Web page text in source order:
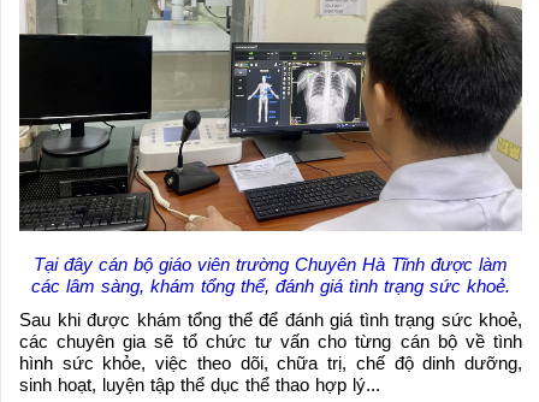
Tại đây cán bộ giáo viên trường Chuyên Hà Tĩnh được làm
các lâm sàng, khám tổng thể, đánh giá tình trạng sức khoẻ.
Sau khi được khám tổng thể để đánh giá tình trạng sức khoẻ,
các chuyên gia sẽ tổ chức tư vấn cho từng cán bộ về tình
hình sức khỏe, việc theo dõi, chữa trị, chế độ dinh dưỡng,
sinh hoạt, luyện tập thể dục thể thao hợp lý...